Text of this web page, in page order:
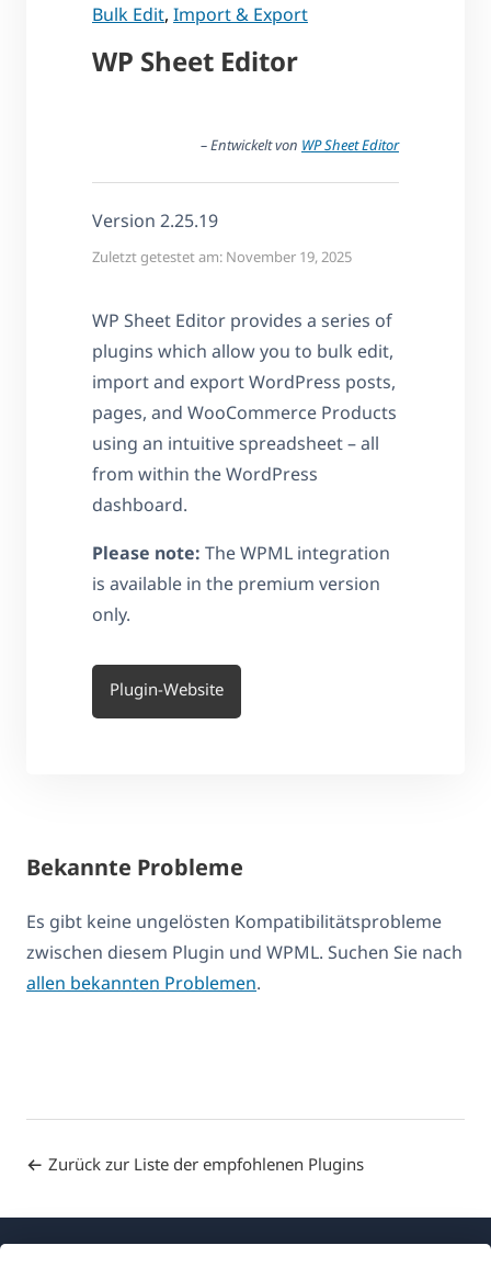
Bulk Edit, Import & Export
WP Sheet Editor
– Entwickelt von WP Sheet Editor
Version 2.25.19
Zuletzt getestet am: November 19, 2025
WP Sheet Editor provides a series of
plugins which allow you to bulk edit,
import and export WordPress posts,
pages, and WooCommerce Products
using an intuitive spreadsheet – all
from within the WordPress
dashboard.
Please note: The WPML integration
is available in the premium version
only.
Plugin-Website
Bekannte Probleme
Es gibt keine ungelösten Kompatibilitätsprobleme
zwischen diesem Plugin und WPML. Suchen Sie nach
allen bekannten Problemen.
Zurück zur Liste der empfohlenen Plugins